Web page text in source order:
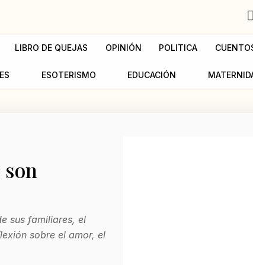
LIBRO DE QUEJAS OPINIÓN POLITICA
ESOTERISMO EDUCACIÓN
sus familiares, el
sobre el amor, el